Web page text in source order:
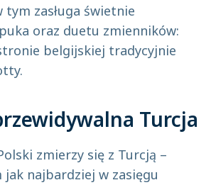
zasługa świetnie
oraz duetu zmienników:
belgijskiej tradycyjnie
Turcja
zmierzy się z Turcją –
jak najbardziej w zasięgu